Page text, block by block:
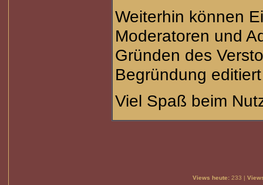
Weiterhin können
Moderatoren und
Gründen des
Begründung
Viel Spaß beim
Views heute:233 |